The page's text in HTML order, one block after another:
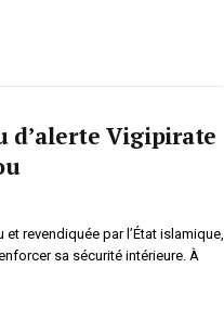
d’alerte Vigipirate
revendiquée par l’État islamique,
sa sécurité intérieure. À